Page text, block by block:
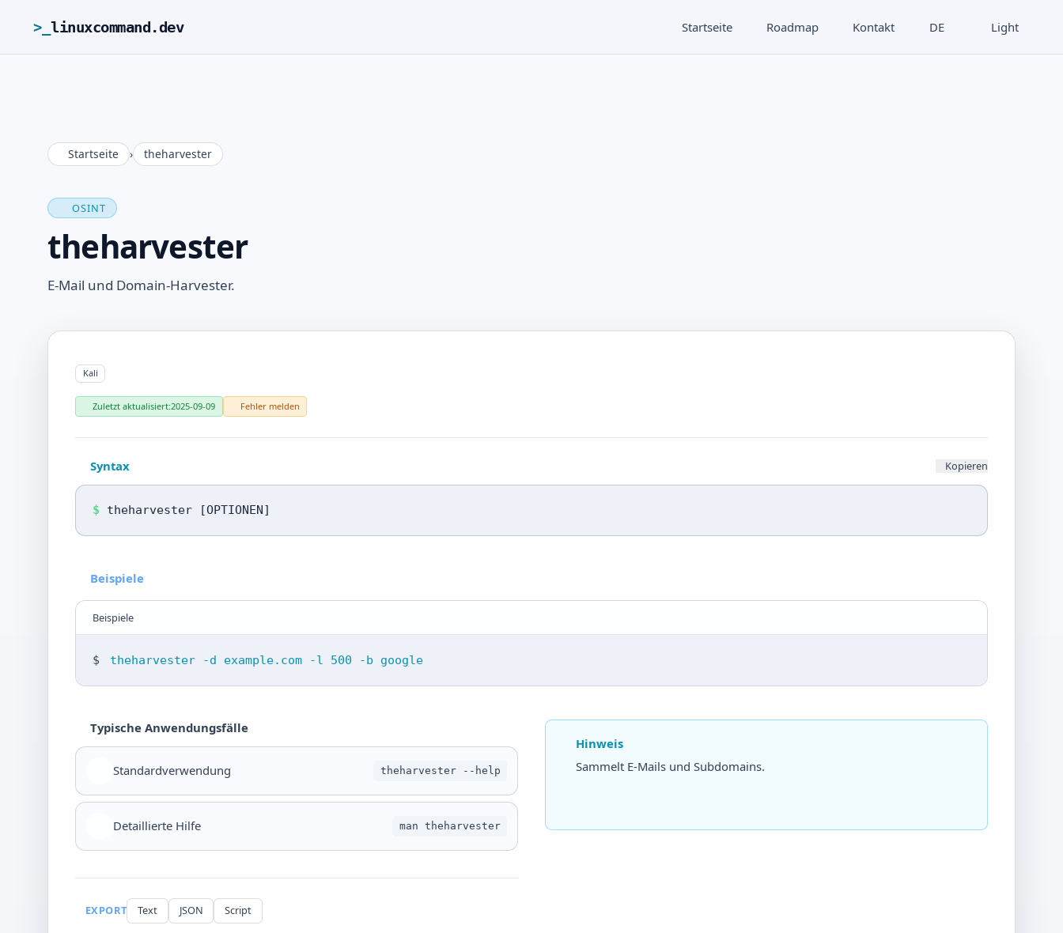
>_ linuxcommand.dev Startseite Roadmap Kontakt DE Light
Startseite › theharvester
OSINT
theharvester
E-Mail und Domain-Harvester.
Kali
Zuletzt aktualisiert:2025-09-09 Fehler melden
Syntax Kopieren
$ theharvester [OPTIONEN]
Beispiele
Beispiele
$ theharvester -d example.com -l 500 -b google
Typische Anwendungsfälle
Standardverwendung theharvester --help
Detaillierte Hilfe man theharvester
Hinweis
Sammelt E-Mails und Subdomains.
EXPORT Text JSON Script